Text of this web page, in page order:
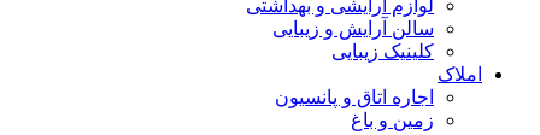
لوازم آرایشی و بهداشتی
سالن آرایش و زیبایی
کلینیک زیبایی
املاک
اجاره اتاق و پانسیون
زمین و باغ